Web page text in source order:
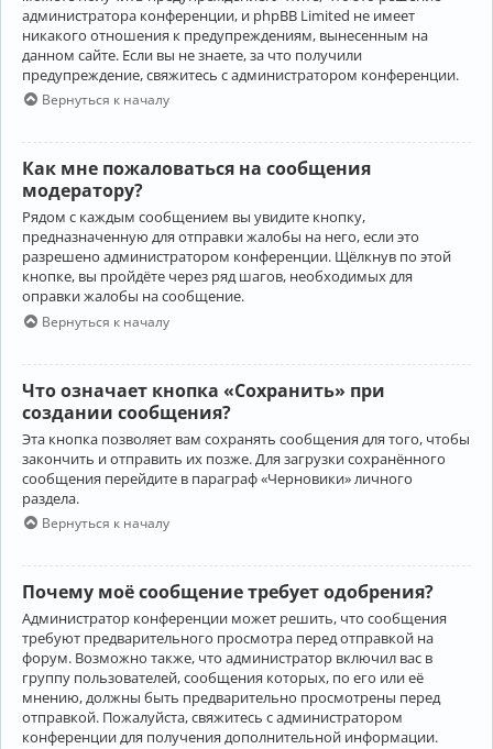
администратора конференции, и phpBB Limited не имеет
никакого отношения к предупреждениям, вынесенным на
данном сайте. Если вы не знаете, за что получили
предупреждение, свяжитесь с администратором конференции.
Вернуться к началу
Как мне пожаловаться на сообщения
модератору?
Рядом с каждым сообщением вы увидите кнопку,
предназначенную для отправки жалобы на него, если это
разрешено администратором конференции. Щёлкнув по этой
кнопке, вы пройдёте через ряд шагов, необходимых для
оправки жалобы на сообщение.
Вернуться к началу
Что означает кнопка «Сохранить» при
создании сообщения?
Эта кнопка позволяет вам сохранять сообщения для того, чтобы
закончить и отправить их позже. Для загрузки сохранённого
сообщения перейдите в параграф «Черновики» личного
раздела.
Вернуться к началу
Почему моё сообщение требует одобрения?
Администратор конференции может решить, что сообщения
требуют предварительного просмотра перед отправкой на
форум. Возможно также, что администратор включил вас в
группу пользователей, сообщения которых, по его или её
мнению, должны быть предварительно просмотрены перед
отправкой. Пожалуйста, свяжитесь с администратором
конференции для получения дополнительной информации.